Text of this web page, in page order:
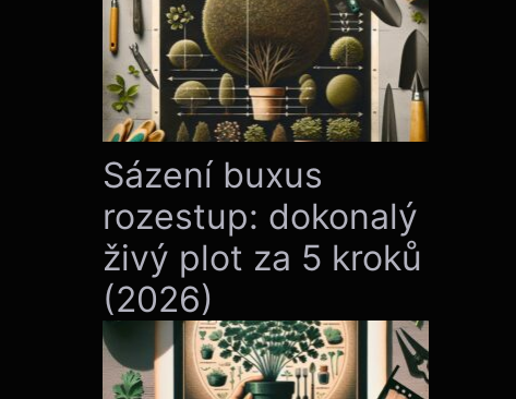
Sázení buxus
rozestup: dokonalý
živý plot za 5 kroků
(2026)